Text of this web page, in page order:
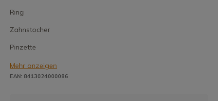
Ring
Zahnstocher
Pinzette
Mehr anzeigen
EAN: 8413024000086